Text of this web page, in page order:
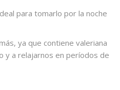
para tomarlo por la noche
ya que contiene valeriana
y a relajarnos en períodos de